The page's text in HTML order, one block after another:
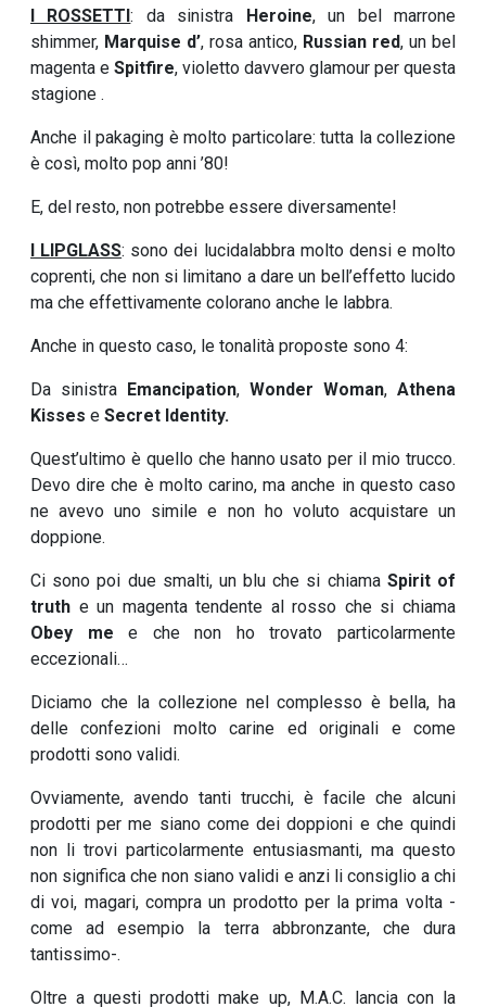
I ROSSETTI: da sinistra Heroine, un bel marrone
shimmer, Marquise d’, rosa antico, Russian red, un bel
magenta e Spitfire, violetto davvero glamour per questa
stagione .
Anche il pakaging è molto particolare: tutta la collezione
è così, molto pop anni ’80!
E, del resto, non potrebbe essere diversamente!
I LIPGLASS: sono dei lucidalabbra molto densi e molto
coprenti, che non si limitano a dare un bell’effetto lucido
ma che effettivamente colorano anche le labbra.
Anche in questo caso, le tonalità proposte sono 4:
Da sinistra Emancipation, Wonder Woman, Athena
Kisses e Secret Identity.
Quest’ultimo è quello che hanno usato per il mio trucco.
Devo dire che è molto carino, ma anche in questo caso
ne avevo uno simile e non ho voluto acquistare un
doppione.
Ci sono poi due smalti, un blu che si chiama Spirit of
truth e un magenta tendente al rosso che si chiama
Obey me e che non ho trovato particolarmente
eccezionali…
Diciamo che la collezione nel complesso è bella, ha
delle confezioni molto carine ed originali e come
prodotti sono validi.
Ovviamente, avendo tanti trucchi, è facile che alcuni
prodotti per me siano come dei doppioni e che quindi
non li trovi particolarmente entusiasmanti, ma questo
non significa che non siano validi e anzi li consiglio a chi
di voi, magari, compra un prodotto per la prima volta -
come ad esempio la terra abbronzante, che dura
tantissimo-.
Oltre a questi prodotti make up, M.A.C. lancia con la